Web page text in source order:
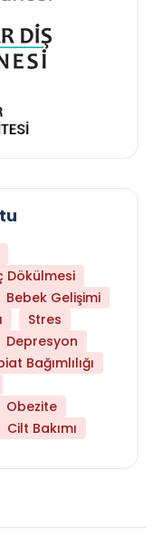
Dökülmesi
Bebek Gelişimi
Stres
Depresyon
Bağımlılığı
Obezite
Cilt Bakımı